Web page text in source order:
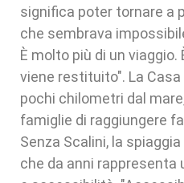
significa poter tornare a
che sembrava
È molto più di un viaggio.
viene restituito". La
pochi chilometri dal
famiglie di raggiungere
Senza Scalini, la
che da anni rappresenta